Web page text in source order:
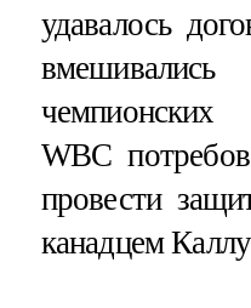
удавалось
чемпионских
WBС
провести
канадцем